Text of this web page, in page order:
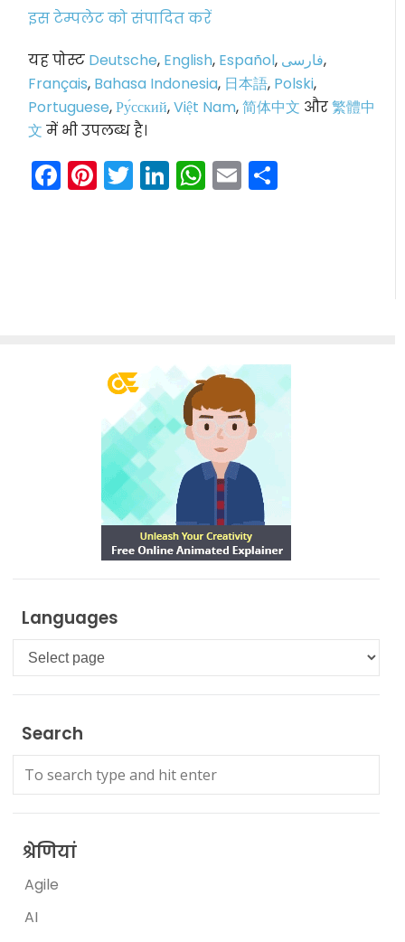
इस टेम्पलेट को संपादित करें
यह पोस्ट Deutsche, English, Español, فارسی,
Français, Bahasa Indonesia, 日本語, Polski,
Portuguese,Ру́сский,Việt Nam,简体中文 और繁體中
文 में भी उपलब्ध है।
Facebook
Pinterest
Twitter
LinkedIn
WhatsApp
Email
Languages
Languages
Search
श्रेणियां
Agile
AI